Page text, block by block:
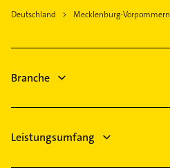
Elektriker
Phoniatrie
Logopädie
Deutschland
Mecklenburg-Vorpommern
Branche
Leistungsumfang